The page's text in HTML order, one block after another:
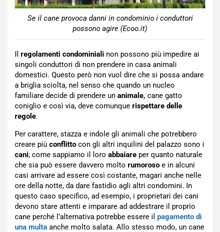
Se il cane provoca danni in condominio i conduttori
possono agire (Ecoo.it)
Il regolamenti condominiali non possono più impedire ai
singoli conduttori di non prendere in casa animali
domestici. Questo però non vuol dire che si possa andare
a briglia sciolta, nel senso che quando un nucleo
familiare decide di prendere un animale, cane gatto
coniglio e così via, deve comunque rispettare delle
regole.
Per carattere, stazza e indole gli animali che potrebbero
creare più conflitto con gli altri inquilini del palazzo sono i
cani; come sappiamo il loro abbaiare per quanto naturale
che sia può essere davvero molto rumoroso e in alcuni
casi arrivare ad essere così costante, magari anche nelle
ore della notte, da dare fastidio agli altri condomini. In
questo caso specifico, ad esempio, i proprietari dei cani
devono stare attenti e imparare ad addestrare il proprio
cane perché l’alternativa potrebbe essere il pagamento di
una multa anche molto salata. Allo stesso modo, un cane